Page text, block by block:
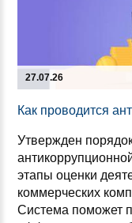
27.07.26
Как про­во­дит­ся
Утвержден
этапы оценки
коммерческих
Система поможет